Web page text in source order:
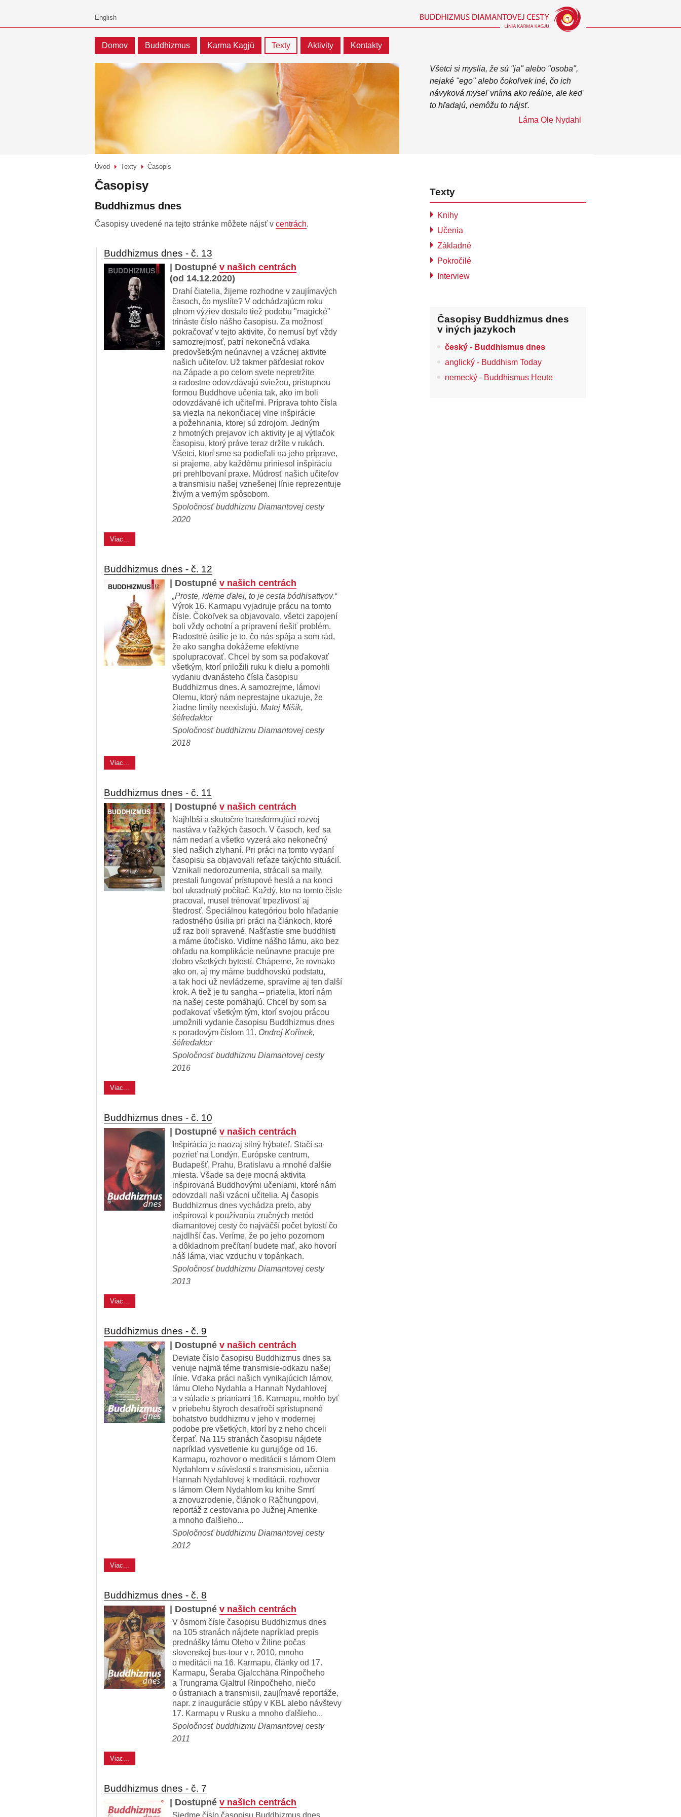
Domov Buddhizmus Karma Kagjü Texty Aktivity Kontakty
Všetci si myslia, že sú "ja" alebo "osoba",
nejaké "ego" alebo čokoľvek iné, čo ich
návyková myseľ vníma ako reálne, ale keď
to hľadajú, nemôžu to nájsť.
Láma Ole Nydahl
Úvod Texty Časopis
Časopisy
Buddhizmus dnes
Časopisy uvedené na tejto stránke môžete nájsť v centrách.
Buddhizmus dnes - č. 13
| Dostupné v našich centrách
(od 14.12.2020)
Drahí čiatelia, žijeme rozhodne v zaujímavých
časoch, čo myslíte? V odchádzajúcm roku
plnom výziev dostalo tiež podobu "magické"
trináste číslo nášho časopisu. Za možnosť
pokračovať v tejto aktivite, čo nemusí byť vždy
samozrejmosť, patrí nekonečná vďaka
predovšetkým neúnavnej a vzácnej aktivite
našich učiteľov. Už takmer päťdesiat rokov
na Západe a po celom svete nepretržite
a radostne odovzdávajú sviežou, prístupnou
formou Buddhove učenia tak, ako im boli
odovzdávané ich učiteľmi. Príprava tohto čísla
sa viezla na nekončiacej vlne inšpirácie
a požehnania, ktorej sú zdrojom. Jedným
z hmotných prejavov ich aktivity je aj výtlačok
časopisu, ktorý práve teraz držíte v rukách.
Všetci, ktorí sme sa podieľali na jeho príprave,
si prajeme, aby každému priniesol inšpiráciu
pri prehlbovaní praxe. Múdrosť našich učiteľov
a transmisiu našej vznešenej línie reprezentuje
živým a verným spôsobom.
Spoločnosť buddhizmu Diamantovej cesty
2020
Viac...
Buddhizmus dnes - č. 12
| Dostupné v našich centrách
„Proste, ideme ďalej, to je cesta bódhisattvov.“
Výrok 16. Karmapu vyjadruje prácu na tomto
čísle. Čokoľvek sa objavovalo, všetci zapojení
boli vždy ochotní a pripravení riešiť problém.
Radostné úsilie je to, čo nás spája a som rád,
že ako sangha dokážeme efektívne
spolupracovať. Chcel by som sa poďakovať
všetkým, ktorí priložili ruku k dielu a pomohli
vydaniu dvanásteho čísla časopisu
Buddhizmus dnes. A samozrejme, lámovi
Olemu, ktorý nám neprestajne ukazuje, že
žiadne limity neexistujú. Matej Mišík,
šéfredaktor
Spoločnosť buddhizmu Diamantovej cesty
2018
Viac...
Buddhizmus dnes - č. 11
| Dostupné v našich centrách
Najhlbší a skutočne transformujúci rozvoj
nastáva v ťažkých časoch. V časoch, keď sa
nám nedarí a všetko vyzerá ako nekonečný
sled našich zlyhaní. Pri práci na tomto vydaní
časopisu sa objavovali reťaze takýchto situácií.
Vznikali nedorozumenia, strácali sa maily,
prestali fungovať prístupové heslá a na konci
bol ukradnutý počítač. Každý, kto na tomto čísle
pracoval, musel trénovať trpezlivosť aj
štedrosť. Špeciálnou kategóriou bolo hľadanie
radostného úsilia pri práci na článkoch, ktoré
už raz boli spravené. Našťastie sme buddhisti
a máme útočisko. Vidíme nášho lámu, ako bez
ohľadu na komplikácie neúnavne pracuje pre
dobro všetkých bytostí. Chápeme, že rovnako
ako on, aj my máme buddhovskú podstatu,
a tak hoci už nevládzeme, spravíme aj ten ďalší
krok. A tiež je tu sangha – priatelia, ktorí nám
na našej ceste pomáhajú. Chcel by som sa
poďakovať všetkým tým, ktorí svojou prácou
umožnili vydanie časopisu Buddhizmus dnes
s poradovým číslom 11. Ondrej Kořínek,
šéfredaktor
Spoločnosť buddhizmu Diamantovej cesty
2016
Viac...
Buddhizmus dnes - č. 10
| Dostupné v našich centrách
Inšpirácia je naozaj silný hýbateľ. Stačí sa
pozrieť na Londýn, Európske centrum,
Budapešť, Prahu, Bratislavu a mnohé ďalšie
miesta. Všade sa deje mocná aktivita
inšpirovaná Buddhovými učeniami, ktoré nám
odovzdali naši vzácni učitelia. Aj časopis
Buddhizmus dnes vychádza preto, aby
inšpiroval k používaniu zručných metód
diamantovej cesty čo najväčší počet bytostí čo
najdlhší čas. Veríme, že po jeho pozornom
a dôkladnom prečítaní budete mať, ako hovorí
náš láma, viac vzduchu v topánkach.
Spoločnosť buddhizmu Diamantovej cesty
2013
Viac...
Buddhizmus dnes - č. 9
| Dostupné v našich centrách
Deviate číslo časopisu Buddhizmus dnes sa
venuje najmä téme transmisie-odkazu našej
línie. Vďaka práci našich vynikajúcich lámov,
lámu Oleho Nydahla a Hannah Nydahlovej
a v súlade s prianiami 16. Karmapu, mohlo byť
v priebehu štyroch desaťročí sprístupnené
bohatstvo buddhizmu v jeho v modernej
podobe pre všetkých, ktorí by z neho chceli
čerpať. Na 115 stranách časopisu nájdete
napríklad vysvetlenie ku gurujóge od 16.
Karmapu, rozhovor o meditácii s lámom Olem
Nydahlom v súvislosti s transmisiou, učenia
Hannah Nydahlovej k meditácii, rozhovor
s lámom Olem Nydahlom ku knihe Smrť
a znovuzrodenie, článok o Räčhungpovi,
reportáž z cestovania po Južnej Amerike
a mnoho ďalšieho...
Spoločnosť buddhizmu Diamantovej cesty
2012
Viac...
Buddhizmus dnes - č. 8
| Dostupné v našich centrách
V ôsmom čísle časopisu Buddhizmus dnes
na 105 stranách nájdete napríklad prepis
prednášky lámu Oleho v Žiline počas
slovenskej bus-tour v r. 2010, mnoho
o meditácii na 16. Karmapu, články od 17.
Karmapu, Šeraba Gjalcchäna Rinpočheho
a Trungrama Gjaltrul Rinpočheho, niečo
o ústraniach a transmisii, zaujímavé reportáže,
napr. z inaugurácie stúpy v KBL alebo návštevy
17. Karmapu v Rusku a mnoho ďalšieho...
Spoločnosť buddhizmu Diamantovej cesty
2011
Viac...
Buddhizmus dnes - č. 7
| Dostupné v našich centrách
Siedme číslo časopisu Buddhizmus dnes
Texty
Knihy
Učenia
Základné
Pokročilé
Interview
Časopisy Buddhizmus dnes
v iných jazykoch
český - Buddhismus dnes
anglický - Buddhism Today
nemecký - Buddhismus Heute